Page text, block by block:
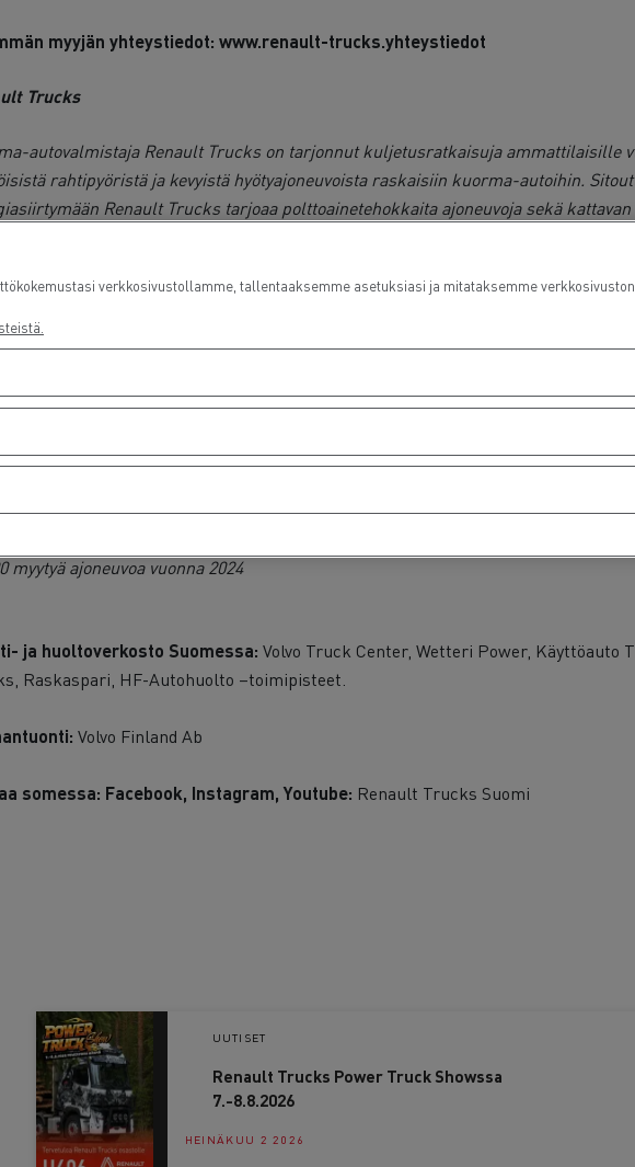
myyjän yhteystiedot: www.renault-trucks.yhteystiedot
Trucks
autovalmistaja Renault Trucks on tarjonnut kuljetusratkaisuja ammattilaisille
rahtipyöristä ja kevyistä hyötyajoneuvoista raskaisiin kuorma-autoihin.
Renault Trucks tarjoaa polttoainetehokkaita ajoneuvoja sekä kattavan
ja merimoottorien valmistajista. Konserni tarjoaa myös kattavia rahoitus- ja
työntekijää maailmanlaajuisesti
Ranskassa
myynti- ja huoltopistettä eri puolilla maailmaa
myytyä ajoneuvoa vuonna 2024
ja huoltoverkosto Suomessa: Volvo Truck Center, Wetteri Power, Käyttöauto
Raskaspari, HF-Autohuolto –toimipisteet.
Volvo Finland Ab
somessa: Facebook, Instagram, Youtube: Renault Trucks Suomi
UUTISET
Renault Trucks Power Truck Showssa
7.-8.8.2026
HEINÄKUU 2 2026
verkkosivustollamme, tallentaaksemme asetuksiasi ja mitataksemme